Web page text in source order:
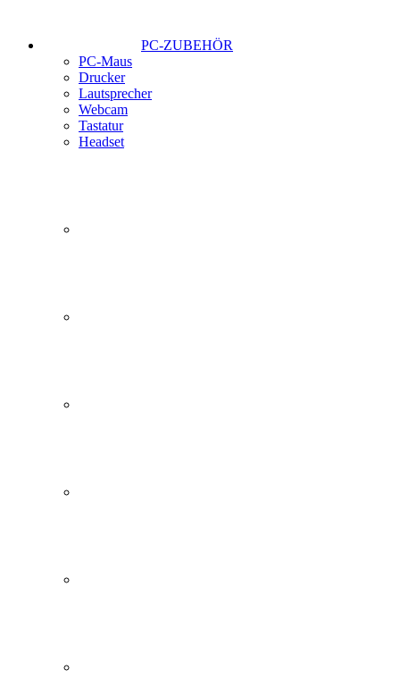
PC-ZUBEHÖR
PC-Maus
Drucker
Lautsprecher
Webcam
Tastatur
Headset